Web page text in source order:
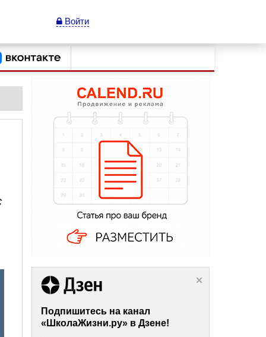
Войти
Подпишитесь на канал
«ШколаЖизни.ру» в Дзене!